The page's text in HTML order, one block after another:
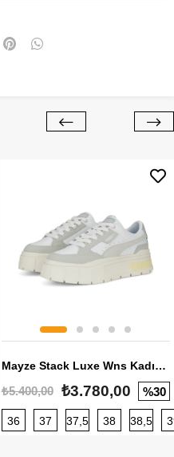
40 40,5 41 42 42,5
Mayze Stack Luxe Wns Kadın Sneaker
₺5.400,00 ₺3.780,00 %30
36 37 37,5 38 38,5